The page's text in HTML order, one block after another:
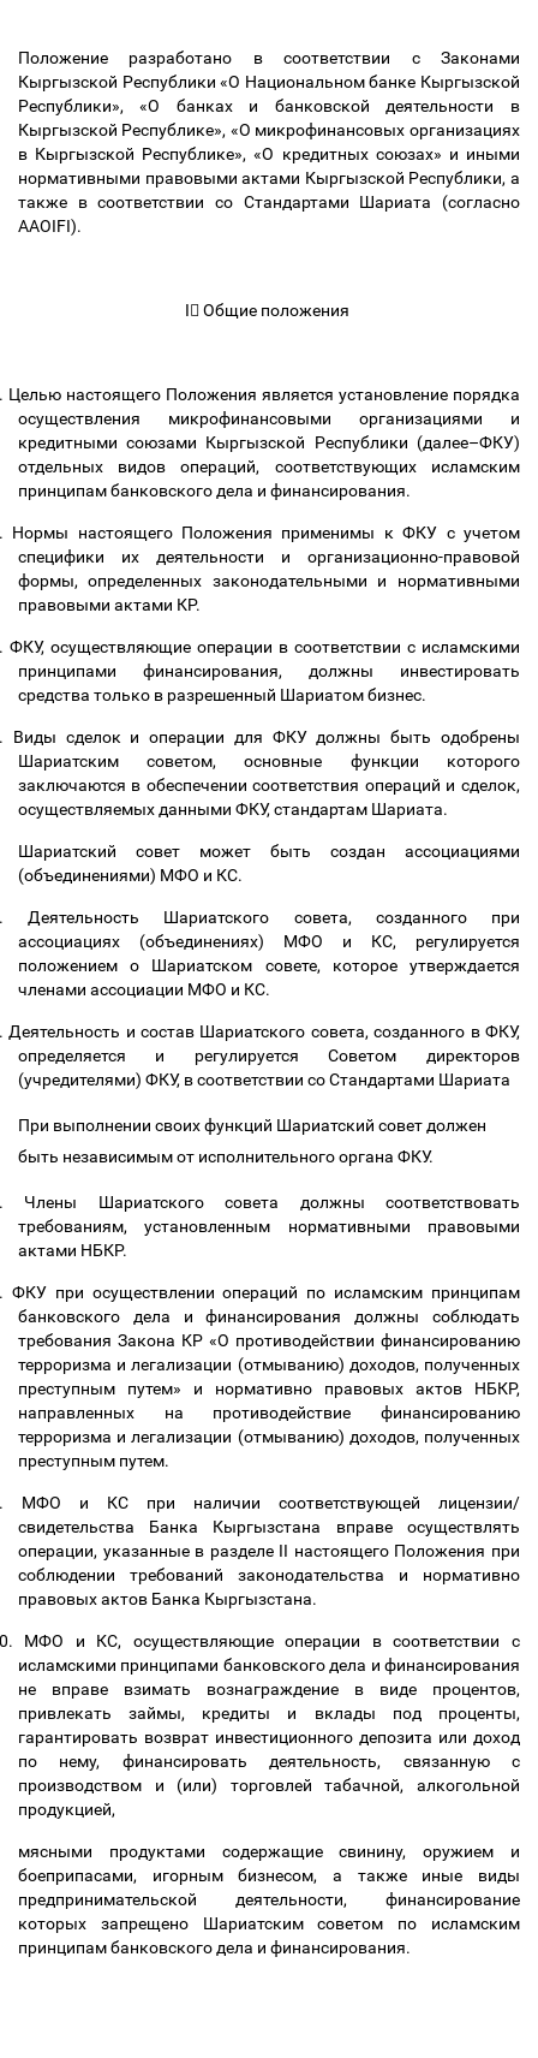
Положение разработано в соответствии с Законами
Кыргызской Республики «О Национальном банке Кыргызской
Республики», «О банках и банковской деятельности в
Кыргызской Республике», «О микрофинансовых организациях
в Кыргызской Республике», «О кредитных союзах» и иными
нормативными правовыми актами Кыргызской Республики, а
также в соответствии со Стандартами Шариата (cогласно
AAOIFI).
I Общие положения
Целью настоящего Положения является установление порядка
осуществления микрофинансовыми организациями и
кредитными союзами Кыргызской Республики (далее–ФКУ)
отдельных видов операций, соответствующих исламским
принципам банковского дела и финансирования.
Нормы настоящего Положения применимы к ФКУ с учетом
специфики их деятельности и организационно-правовой
формы, определенных законодательными и нормативными
правовыми актами КР.
ФКУ, осуществляющие операции в соответствии с исламскими
принципами финансирования, должны инвестировать
средства только в разрешенный Шариатом бизнес.
Виды сделок и операции для ФКУ должны быть одобрены
Шариатским советом, основные функции которого
заключаются в обеспечении соответствия операций и сделок,
осуществляемых данными ФКУ, стандартам Шариата.
Шариатский совет может быть создан ассоциациями
(объединениями) МФО и КС.
Деятельность Шариатского совета, созданного при
ассоциациях (объединениях) МФО и КС, регулируется
положением о Шариатском совете, которое утверждается
членами ассоциации МФО и КС.
Деятельность и состав Шариатского совета, созданного вФКУ,
определяется и регулируется Советом директоров
(учредителями) ФКУ, всоответствии со Стандартами Шариата
При выполнении своих функций Шариатский совет должен
быть независимым от исполнительного органа ФКУ.
Члены Шариатского совета должны соответствовать
требованиям, установленным нормативными правовыми
актами НБКР.
ФКУ при осуществлении операций по исламским принципам
банковского дела и финансирования должны соблюдать
требования Закона КР «О противодействии финансированию
терроризма и легализации (отмыванию) доходов, полученных
преступным путем» и нормативно правовых актов НБКР,
направленных на противодействие финансированию
терроризма и легализации (отмыванию) доходов, полученных
преступным путем.
МФО и КС при наличии соответствующей лицензии/
свидетельства Банка Кыргызстана вправе осуществлять
операции, указанные в разделе II настоящего Положения при
соблюдении требований законодательства и нормативно
правовых актов Банка Кыргызстана.
МФО и КС, осуществляющие операции в соответствии с
исламскими принципами банковского дела и финансирования
не вправе взимать вознаграждение в виде процентов,
привлекать займы, кредиты и вклады под проценты,
гарантировать возврат инвестиционного депозита или доход
по нему, финансировать деятельность, связанную с
производством и (или) торговлей табачной, алкогольной
продукцией,
мясными продуктами содержащие свинину, оружием и
боеприпасами, игорным бизнесом, а также иные виды
предпринимательской деятельности, финансирование
которых запрещено Шариатским советом по исламским
принципам банковского дела и финансирования.